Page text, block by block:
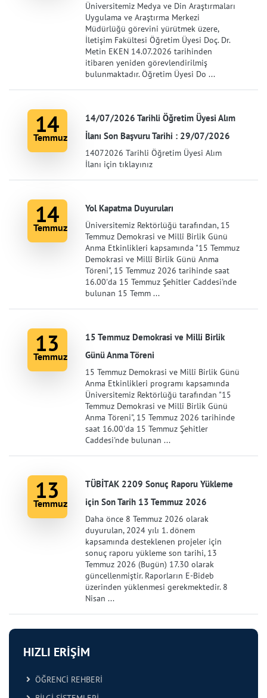
HIZLI ERİŞİM
ÖĞRENCİ REHBERİ
Üniversitemiz Medya ve Din Araştırmaları
Uygulama ve Araştırma Merkezi
Müdürlüğü görevini yürütmek üzere,
İletişim Fakültesi Öğretim Üyesi Doç. Dr.
Metin EKEN 14.07.2026 tarihinden
itibaren yeniden görevlendirilmiş
bulunmaktadır. Öğretim Üyesi Do ...
14
Temmuz
14/07/2026 Tarihli Öğretim Üyesi Alım
İlanı Son Başvuru Tarihi : 29/07/2026
14072026 Tarihli Öğretim Üyesi Alım
İlanı için tıklayınız
14
Temmuz
Yol Kapatma Duyuruları
Üniversitemiz Rektörlüğü tarafından, 15
Temmuz Demokrasi ve Millî Birlik Günü
Anma Etkinlikleri kapsamında "15 Temmuz
Demokrasi ve Millî Birlik Günü Anma
Töreni", 15 Temmuz 2026 tarihinde saat
16.00'da 15 Temmuz Şehitler Caddesi'nde
bulunan 15 Temm ...
13
Temmuz
15 Temmuz Demokrasi ve Milli Birlik
Günü Anma Töreni
15 Temmuz Demokrasi ve Millî Birlik Günü
Anma Etkinlikleri programı kapsamında
Üniversitemiz Rektörlüğü tarafından "15
Temmuz Demokrasi ve Millî Birlik Günü
Anma Töreni", 15 Temmuz 2026 tarihinde
saat 16.00'da 15 Temmuz Şehitler
Caddesi'nde bulunan ...
13
Temmuz
TÜBİTAK 2209 Sonuç Raporu Yükleme
için Son Tarih 13 Temmuz 2026
Daha önce 8 Temmuz 2026 olarak
duyurulan, 2024 yılı 1. dönem
kapsamında desteklenen projeler için
sonuç raporu yükleme son tarihi, 13
Temmuz 2026 (Bugün) 17.30 olarak
güncellenmiştir. Raporların E-Bideb
üzerinden yüklenmesi gerekmektedir. 8
Nisan ...